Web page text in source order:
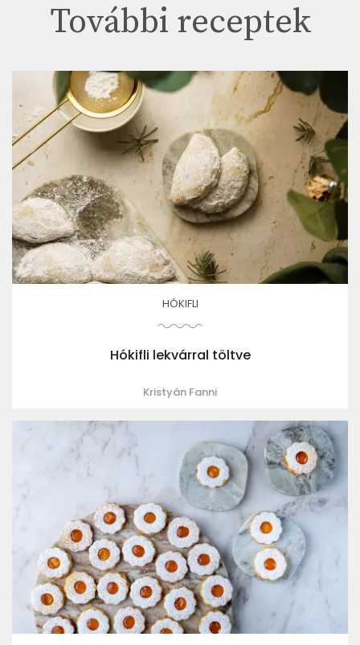
További receptek
HÓKIFLI
Hókifli lekvárral töltve
Kristyán Fanni